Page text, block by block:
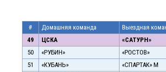
# Домашняя команда Выездная
49
ЦСКА «САТУРН»
50
«РУБИН» «РОСТОВ»
51
«КУБАНЬ» «СПАРТАК» М